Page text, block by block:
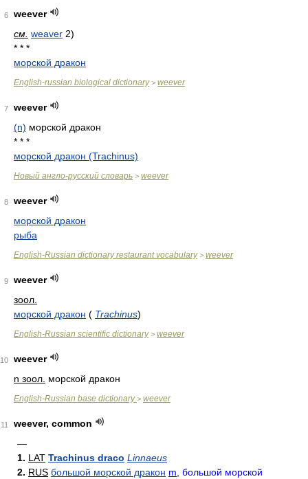
6
weever
см. weaver 2)
* * *
морской дракон
English-russian biological dictionary> weever
7
weever
(n) морской дракон
* * *
морской дракон (Trachinus)
Новый англо-русский словарь > weever
8
weever
морской дракон
рыба
English-Russian dictionary restaurant vocabulary> weever
9
weever
зоол.
морской дракон ( Trachinus)
English-Russian scientific dictionary> weever
10
weever
n зоол. морской дракон
English-Russian base dictionary> weever
11
weever, common
—
1. LAT Trachinus draco Linnaeus
2. RUS большой морской дракон m , большой морской